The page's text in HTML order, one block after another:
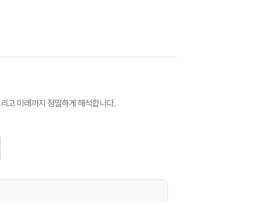
고 미래까지 정밀하게 해석합니다.